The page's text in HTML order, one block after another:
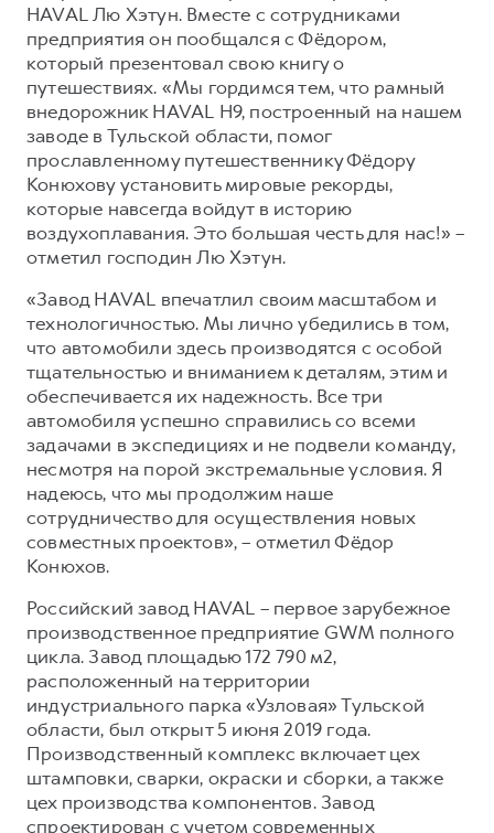
HAVAL Лю Хэтун. Вместе с сотрудниками
предприятия он пообщался с Фёдором,
который презентовал свою книгу о
путешествиях. «Мы гордимся тем, что рамный
внедорожник HAVAL H9, построенный на нашем
заводе в Тульской области, помог
прославленному путешественнику Фёдору
Конюхову установить мировые рекорды,
которые навсегда войдут в историю
воздухоплавания. Это большая честь для нас!» –
отметил господин Лю Хэтун.
«Завод HAVAL впечатлил своим масштабом и
технологичностью. Мы лично убедились в том,
что автомобили здесь производятся с особой
тщательностью и вниманием к деталям, этим и
обеспечивается их надежность. Все три
автомобиля успешно справились со всеми
задачами в экспедициях и не подвели команду,
несмотря на порой экстремальные условия. Я
надеюсь, что мы продолжим наше
сотрудничество для осуществления новых
совместных проектов», – отметил Фёдор
Конюхов.
Российский завод HAVAL – первое зарубежное
производственное предприятие GWM полного
цикла. Завод площадью 172 790 м2,
расположенный на территории
индустриального парка «Узловая» Тульской
области, был открыт 5 июня 2019 года.
Производственный комплекс включает цех
штамповки, сварки, окраски и сборки, а также
цех производства компонентов. Завод
спроектирован с учетом современных